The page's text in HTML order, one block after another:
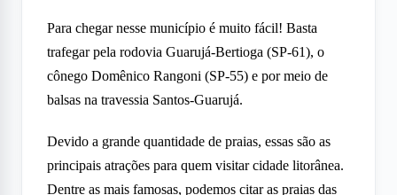
Para chegar nesse município é muito fácil! Basta
trafegar pela rodovia Guarujá-Bertioga (SP-61), o
cônego Domênico Rangoni (SP-55) e por meio de
balsas na travessia Santos-Guarujá.
Devido a grande quantidade de praias, essas são as
principais atrações para quem visitar cidade litorânea.
Dentre as mais famosas, podemos citar as praias das